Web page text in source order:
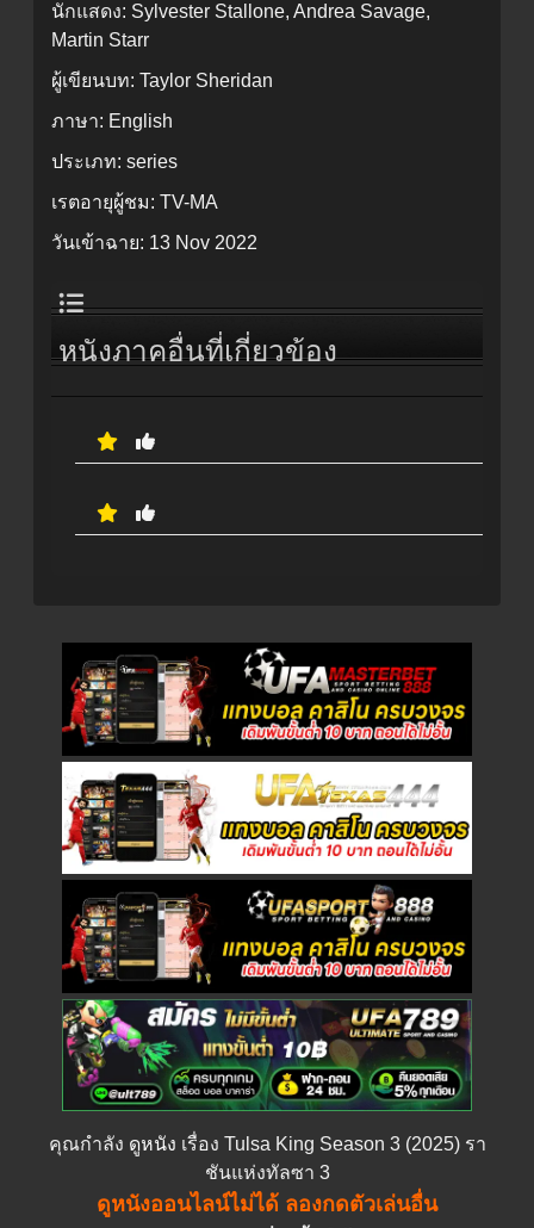
นักแสดง: Sylvester Stallone, Andrea Savage,
Martin Starr
ผู้เขียนบท: Taylor Sheridan
ภาษา: English
ประเภท: series
เรตอายุผู้ชม: TV-MA
วันเข้าฉาย: 13 Nov 2022
หนังภาคอื่นที่เกี่ยวข้อง
คุณกำลัง ดูหนัง เรื่อง Tulsa King Season 3 (2025) รา
ชันแห่งทัลซา 3
ดูหนังออนไลน์ไม่ได้ ลองกดตัวเล่นอื่น